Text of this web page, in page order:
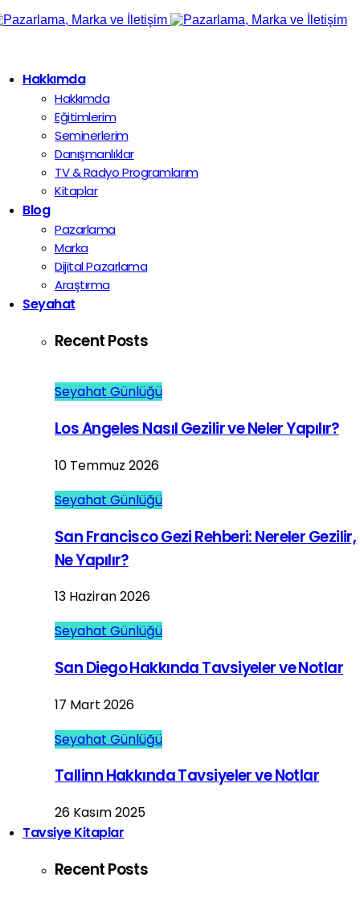
Hakkımda
Hakkımda
Eğitimlerim
Seminerlerim
Danışmanlıklar
TV & Radyo Programlarım
Kitaplar
Blog
Pazarlama
Marka
Dijital Pazarlama
Araştırma
Seyahat
Recent Posts
Seyahat Günlüğü
Los Angeles Nasıl Gezilir ve Neler Yapılır?
10 Temmuz 2026
Seyahat Günlüğü
San Francisco Gezi Rehberi: Nereler Gezilir,
Ne Yapılır?
13 Haziran 2026
Seyahat Günlüğü
San Diego Hakkında Tavsiyeler ve Notlar
17 Mart 2026
Seyahat Günlüğü
Tallinn Hakkında Tavsiyeler ve Notlar
26 Kasım 2025
Tavsiye Kitaplar
Recent Posts